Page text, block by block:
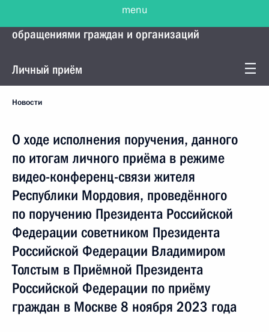
обращениями граждан и организаций
Личный приём
Новости
О ходе исполнения поручения, данного
по итогам личного приёма в режиме
видео-конференц-связи жителя
Республики Мордовия, проведённого
по поручению Президента Российской
Федерации советником Президента
Российской Федерации Владимиром
Толстым в Приёмной Президента
Российской Федерации по приёму
граждан в Москве 8 ноября 2023 года